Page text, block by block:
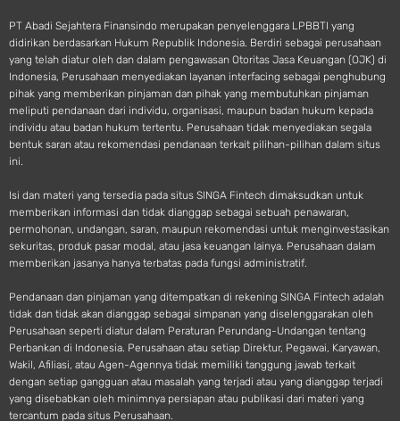
PT Abadi Sejahtera Finansindo merupakan penyelenggara LPBBTI yang
didirikan berdasarkan Hukum Republik Indonesia. Berdiri sebagai perusahaan
yang telah diatur oleh dan dalam pengawasan Otoritas Jasa Keuangan (OJK) di
Indonesia, Perusahaan menyediakan layanan interfacing sebagai penghubung
pihak yang memberikan pinjaman dan pihak yang membutuhkan pinjaman
meliputi pendanaan dari individu, organisasi, maupun badan hukum kepada
individu atau badan hukum tertentu. Perusahaan tidak menyediakan segala
bentuk saran atau rekomendasi pendanaan terkait pilihan-pilihan dalam situs
ini.
Isi dan materi yang tersedia pada situs SINGA Fintech dimaksudkan untuk
memberikan informasi dan tidak dianggap sebagai sebuah penawaran,
permohonan, undangan, saran, maupun rekomendasi untuk menginvestasikan
sekuritas, produk pasar modal, atau jasa keuangan lainya. Perusahaan dalam
memberikan jasanya hanya terbatas pada fungsi administratif.
Pendanaan dan pinjaman yang ditempatkan di rekening SINGA Fintech adalah
tidak dan tidak akan dianggap sebagai simpanan yang diselenggarakan oleh
Perusahaan seperti diatur dalam Peraturan Perundang-Undangan tentang
Perbankan di Indonesia. Perusahaan atau setiap Direktur, Pegawai, Karyawan,
Wakil, Afiliasi, atau Agen-Agennya tidak memiliki tanggung jawab terkait
dengan setiap gangguan atau masalah yang terjadi atau yang dianggap terjadi
yang disebabkan oleh minimnya persiapan atau publikasi dari materi yang
tercantum pada situs Perusahaan.